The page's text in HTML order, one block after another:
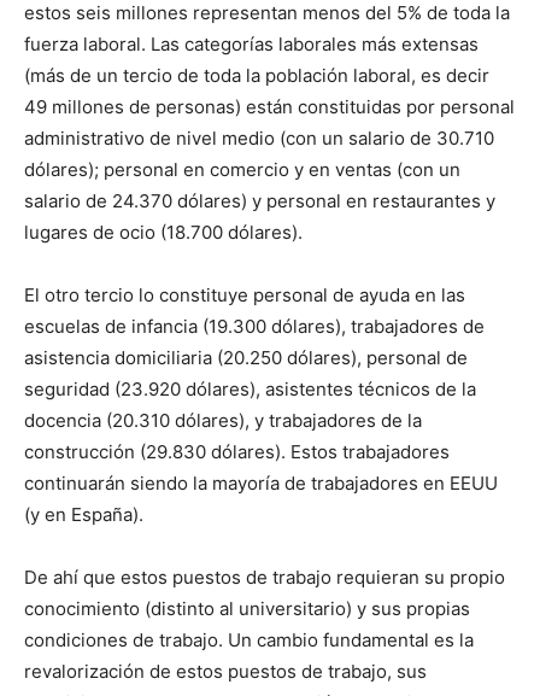
estos seis millones representan menos del 5% de toda la
fuerza laboral. Las categorías laborales más extensas
(más de un tercio de toda la población laboral, es decir
49 millones de personas) están constituidas por personal
administrativo de nivel medio (con un salario de 30.710
dólares); personal en comercio y en ventas (con un
salario de 24.370 dólares) y personal en restaurantes y
lugares de ocio (18.700 dólares).
El otro tercio lo constituye personal de ayuda en las
escuelas de infancia (19.300 dólares), trabajadores de
asistencia domiciliaria (20.250 dólares), personal de
seguridad (23.920 dólares), asistentes técnicos de la
docencia (20.310 dólares), y trabajadores de la
construcción (29.830 dólares). Estos trabajadores
continuarán siendo la mayoría de trabajadores en EEUU
(y en España).
De ahí que estos puestos de trabajo requieran su propio
conocimiento (distinto al universitario) y sus propias
condiciones de trabajo. Un cambio fundamental es la
revalorización de estos puestos de trabajo, sus